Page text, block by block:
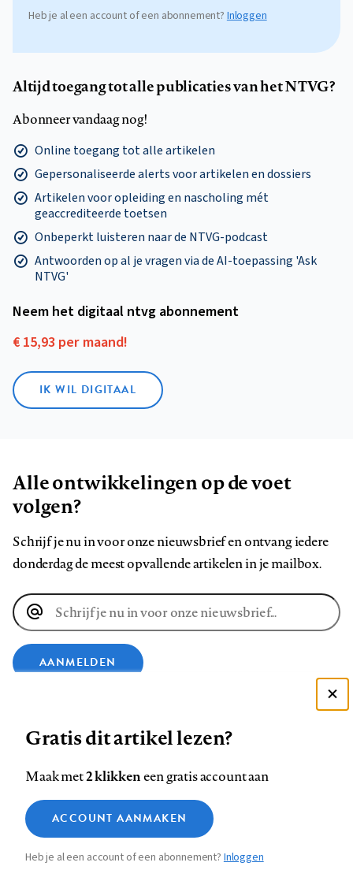
Heb je al een account of een abonnement?Inloggen
Altijd toegang tot alle publicaties van het NTVG?
Abonneer vandaag nog!
Online toegang tot alle artikelen
Gepersonaliseerde alerts voor artikelen en dossiers
Artikelen voor opleiding en nascholing mét
geaccrediteerde toetsen
Onbeperkt luisteren naar de NTVG-podcast
Antwoorden op al je vragen via de AI-toepassing 'Ask
NTVG'
Neem het digitaal ntvg abonnement
€ 15,93 per maand!
IK WIL DIGITAAL
Alle ontwikkelingen op de voet
volgen?
Schrijf je nu in voor onze nieuwsbrief en ontvang iedere
donderdag de meest opvallende artikelen in je mailbox.
E-
mailadres
AANMELDEN
op
Facebook
op
LinkedIn
op
Bluesky
ons
op
InstagramYouTube
Footer
Contact Colofon Disclaimer Privacy
Medische vragen verdienen
betrouwbare antwoorden
Zie onze cookie policy
Analytische cookies
Marketing cookies
Gratis dit artikel lezen?
Maak met2 klikkeneen gratis account aan
ACCOUNT AANMAKEN
Heb je al een account of een abonnement?Inloggen